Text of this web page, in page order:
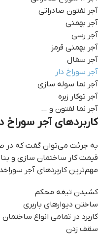
آجر لفتون صادراتی
آجر بهمنی
آجر رسی
آجر بهمنی قرمز
آجر سفال
آجر سوراخ دار
آجر نما سوله سازی
آجر توکار زبره
آجر نما لفتون و …
کاربردهای آجر
به جرئت می‌توان گفت که در
قيمت کار ساختمان سازی و
مهم‌ترین کاربردهای آجر
کشیدن تیغه‌ محکم
ساختن دیوار‌های باربری
کاربرد در تمامی انواع
سقف زدن